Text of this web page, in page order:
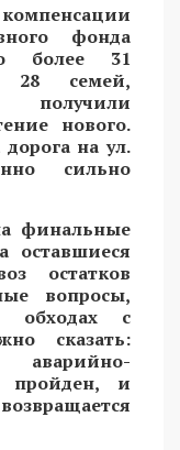
фонда
более 31
28 семей,
нового.
на ул.
сильно
финальные
оставшиеся
остатков
вопросы,
обходах с
сказать:
пройден, и